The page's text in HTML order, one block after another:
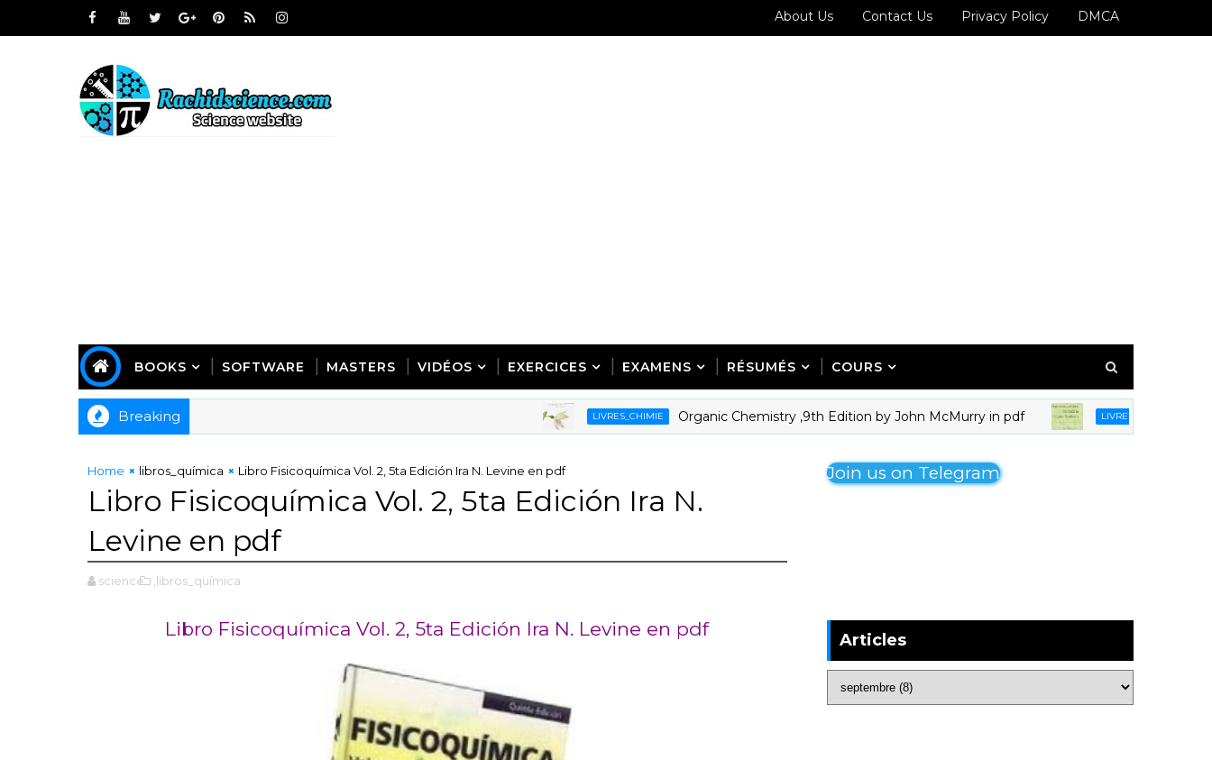
About Us Contact Us Privacy Policy DMCA
BOOKS SOFTWARE MASTERS VIDÉOS EXERCICES EXAMENS RÉSUMÉS COURS
Breaking LIVRES_CHIMIE Organic Chemistry ,9th Edition by John McMurry in pdf LIVRES_CHIMIE
Home libros_química Libro Fisicoquímica Vol. 2, 5ta Edición Ira N. Levine en pdf
Libro Fisicoquímica Vol. 2, 5ta Edición Ira N.
Levine en pdf
science ,libros_química
Libro Fisicoquímica Vol. 2, 5ta Edición Ira N. Levine en pdf
Join us on Telegram
Articles